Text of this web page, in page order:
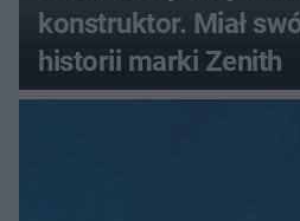
konstruktor. Miał
historii marki Zenith